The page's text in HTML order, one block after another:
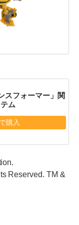
スフォーマー」関
ム
購入
Reserved. TM &